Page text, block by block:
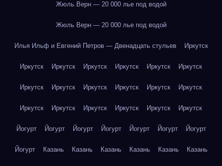
Жюль Верн — 20 000 лье под водой
Жюль Верн — 20 000 лье под водой
Илья Ильф и Евгений Петров — Двенадцать стульев Иркутск
Иркутск Иркутск Иркутск Иркутск Иркутск Иркутск
Иркутск Иркутск Иркутск Иркутск Иркутск Иркутск
Иркутск Иркутск Иркутск Иркутск Иркутск Иркутск
Йогурт Йогурт Йогурт Йогурт Йогурт Йогурт Йогурт
Йогурт Казань Казань Казань Казань Казань Казань